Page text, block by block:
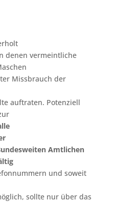
denen vermeintliche
Missbrauch der
auftraten. Potenziell
Amtlichen
und soweit
sollte nur über das